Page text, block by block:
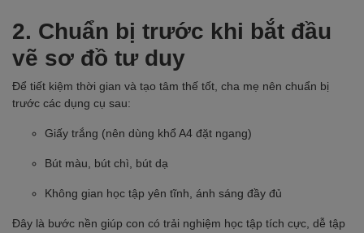
2. Chuẩn bị trước khi bắt đầu
vẽ sơ đồ tư duy
Để tiết kiệm thời gian và tạo tâm thế tốt, cha mẹ nên chuẩn bị
trước các dụng cụ sau:
Giấy trắng (nên dùng khổ A4 đặt ngang)
Bút màu, bút chì, bút dạ
Không gian học tập yên tĩnh, ánh sáng đầy đủ
Đây là bước nền giúp con có trải nghiệm học tập tích cực, dễ tập